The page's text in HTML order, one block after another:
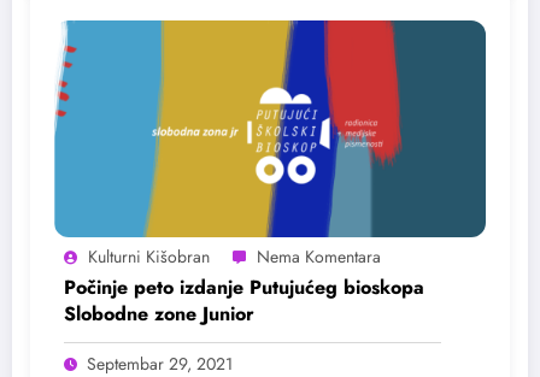
Kulturni Kišobran
Počinje peto izdanje Putujućeg bioskopa
Slobodne zone Junior
Septembar 29, 2021